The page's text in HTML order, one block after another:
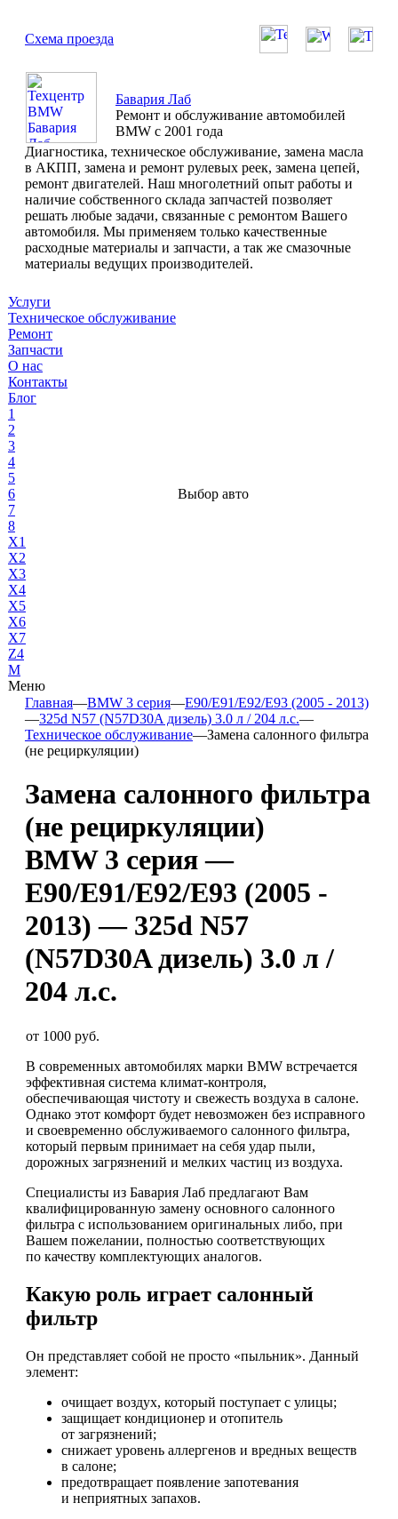
Схема проезда
Бавария Лаб
Ремонт и обслуживание автомобилей
BMW с 2001 года
Диагностика, техническое обслуживание, замена масла
в АКПП, замена и ремонт рулевых реек, замена цепей,
ремонт двигателей. Наш многолетний опыт работы и
наличие собственного склада запчастей позволяет
решать любые задачи, связанные с ремонтом Вашего
автомобиля. Мы применяем только качественные
расходные материалы и запчасти, а так же смазочные
материалы ведущих производителей.
Услуги
Техническое обслуживание
Ремонт
Запчасти
О нас
Контакты
Блог
1
2
3
4
5
6
7
8
X1
X2
X3
X4
X5
X6
X7
Z4
М
Меню
Выбор авто
Главная—BMW 3 серия—E90/E91/E92/E93 (2005 - 2013)
—325d N57 (N57D30A дизель) 3.0 л / 204 л.с.—
Техническое обслуживание—Замена салонного фильтра
(не рециркуляции)
Замена салонного фильтра
(не рециркуляции)
BMW 3 серия —
E90/E91/E92/E93 (2005 -
2013) — 325d N57
(N57D30A дизель) 3.0 л /
204 л.с.
от 1000 руб.
В современных автомобилях марки BMW встречается
эффективная система климат-контроля,
обеспечивающая чистоту и свежесть воздуха в салоне.
Однако этот комфорт будет невозможен без исправного
и своевременно обслуживаемого салонного фильтра,
который первым принимает на себя удар пыли,
дорожных загрязнений и мелких частиц из воздуха.
Специалисты из Бавария Лаб предлагают Вам
квалифицированную замену основного салонного
фильтра с использованием оригинальных либо, при
Вашем пожелании, полностью соответствующих
по качеству комплектующих аналогов.
Какую роль играет салонный
фильтр
Он представляет собой не просто «пыльник». Данный
элемент:
очищает воздух, который поступает с улицы;
защищает кондиционер и отопитель
от загрязнений;
снижает уровень аллергенов и вредных веществ
в салоне;
предотвращает появление запотевания
и неприятных запахов.